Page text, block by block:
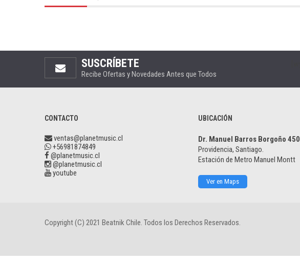
SUSCRÍBETE
Recibe Ofertas y Novedades Antes que Todos
CONTACTO
ventas@planetmusic.cl
+56981874849
@planetmusic.cl
@planetmusic.cl
youtube
UBICACIÓN
Dr. Manuel Barros Borgoño 450
Providencia, Santiago.
Estación de Metro Manuel Montt
Ver en Maps
Copyright (C) 2021 Beatnik Chile. Todos los Derechos Reservados.